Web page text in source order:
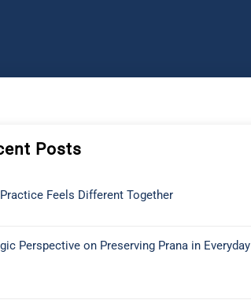
Posts
Feels Different Together
Perspective on Preserving Prana in Everyday